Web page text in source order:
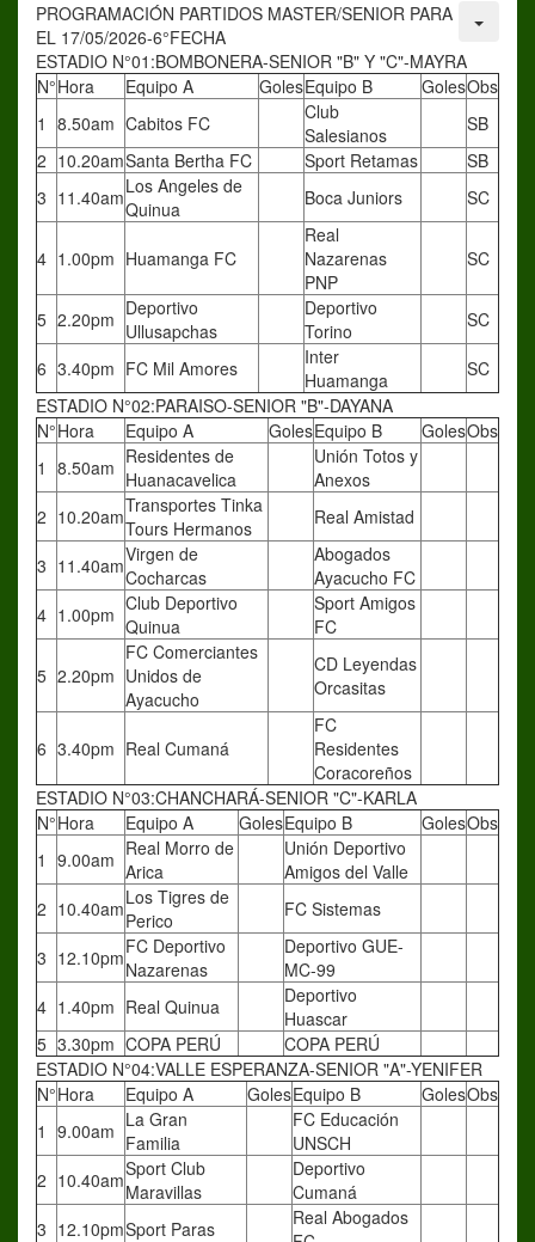
PROGRAMACIÓN PARTIDOS MASTER/SENIOR PARA
EL 17/05/2026-6°FECHA
ESTADIO N°01:BOMBONERA-SENIOR "B" Y "C"-MAYRA
N°Hora Equipo A GolesEquipo B GolesObs
1 8.50am Cabitos FC
Club
Salesianos
SB
2 10.20amSanta Bertha FC Sport Retamas
SB
3 11.40amLos Angeles de
Quinua
Boca Juniors SC
4 1.00pm Huamanga FC
Real
Nazarenas
PNP
SC
5 2.20pm Deportivo
Ullusapchas
Deportivo
Torino
SC
6 3.40pm FC Mil Amores
Inter
Huamanga
SC
ESTADIO N°02:PARAISO-SENIOR "B"-DAYANA
N°Hora Equipo A GolesEquipo B GolesObs
1 8.50am Residentes de
Huanacavelica
Unión Totos y
Anexos
2 10.20amTransportes Tinka
Tours Hermanos
Real Amistad
3 11.40amVirgen de
Cocharcas
Abogados
Ayacucho FC
4 1.00pm Club Deportivo
Quinua
Sport Amigos
FC
5 2.20pm
FC Comerciantes
Unidos de
Ayacucho
CD Leyendas
Orcasitas
6 3.40pm Real Cumaná
FC
Residentes
Coracoreños
ESTADIO N°03:CHANCHARÁ-SENIOR "C"-KARLA
N°Hora Equipo A GolesEquipo B GolesObs
1 9.00am Real Morro de
Arica
Unión Deportivo
Amigos del Valle
2 10.40amLos Tigres de
Perico
FC Sistemas
3 12.10pmFC Deportivo
Nazarenas
Deportivo GUE-
MC-99
4 1.40pm Real Quinua
Deportivo
Huascar
5 3.30pm COPA PERÚ
COPA PERÚ
ESTADIO N°04:VALLE ESPERANZA-SENIOR "A"-YENIFER
N°Hora Equipo A GolesEquipo B GolesObs
1 9.00am La Gran
Familia
FC Educación
UNSCH
2 10.40amSport Club
Maravillas
Deportivo
Cumaná
3 12.10pmSport Paras
Real Abogados